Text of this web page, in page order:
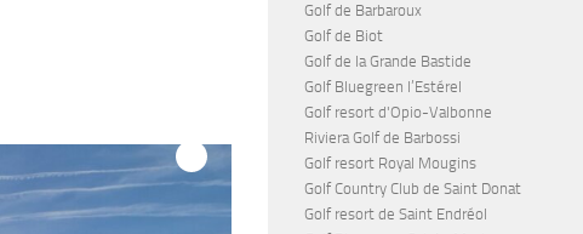
Golf de Barbaroux
Golf de Biot
Golf de la Grande Bastide
Golf Bluegreen l’Estérel
Golf resort d'Opio-Valbonne
Riviera Golf de Barbossi
Golf resort Royal Mougins
Golf Country Club de Saint Donat
Golf resort de Saint Endréol